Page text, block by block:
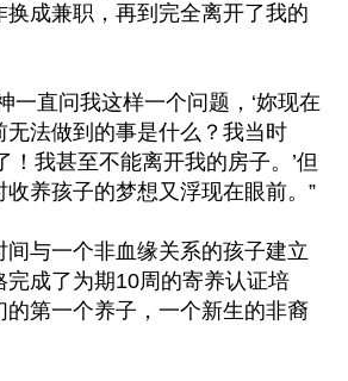
换成兼职，再到完全离开了我的
一直问我这样一个问题，‘妳现在
无法做到的事是什么？我当时
！我甚至不能离开我的房子。’但
养孩子的梦想又浮现在眼前。”
间与一个非血缘关系的孩子建立
完成了为期10周的寄养认证培
的第一个养子，一个新生的非裔